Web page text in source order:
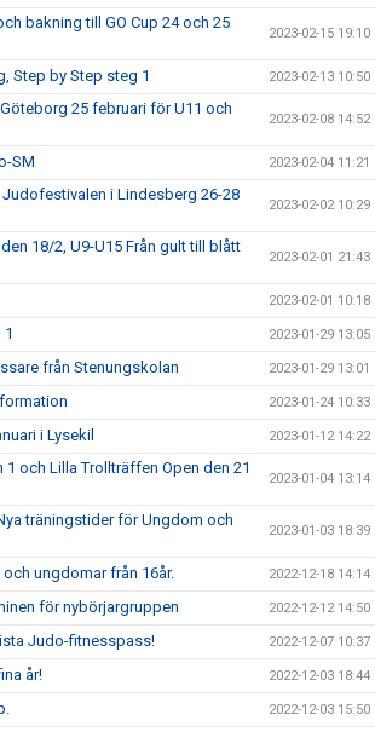
bakning till GO Cup 24 och 25
2023-02-15 19:10
Step by Step steg 1 2023-02-13 10:50
25 februari för U11 och
2023-02-08 14:52
SM 2023-02-04 11:21
i Lindesberg 26-28
2023-02-02 10:29
18/2, U9-U15 Från gult till blått
2023-02-01 21:43
2023-02-01 10:18
2023-01-29 13:05
från Stenungskolan 2023-01-29 13:01
2023-01-24 10:33
i Lysekil 2023-01-12 14:22
1 och Lilla Trollträffen Open den 21
2023-01-04 13:14
träningstider för Ungdom och
2023-01-03 18:39
ungdomar från 16år. 2022-12-18 14:14
för nybörjargruppen 2022-12-12 14:50
Judo-fitnesspass! 2022-12-07 10:37
år! 2022-12-03 18:44
2022-12-03 15:50